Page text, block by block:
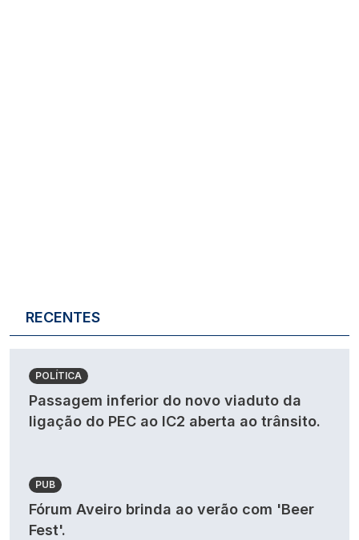
RECENTES
POLÍTICA
Passagem inferior do novo viaduto da
ligação do PEC ao IC2 aberta ao trânsito.
PUB
Fórum Aveiro brinda ao verão com 'Beer
Fest'.